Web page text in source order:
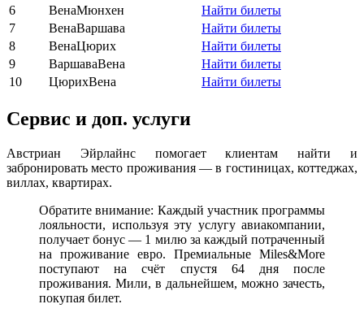
6
ВенаМюнхен
Найти билеты
7
ВенаВаршава
Найти билеты
8
ВенаЦюрих
Найти билеты
9
ВаршаваВена
Найти билеты
10
ЦюрихВена Найти билеты
Сервис и доп. услуги
Австриан Эйрлайнс помогает клиентам найти и
забронировать место проживания — в гостиницах, коттеджах,
виллах, квартирах.
Обратите внимание: Каждый участник программы
лояльности, используя эту услугу авиакомпании,
получает бонус — 1 милю за каждый потраченный
на проживание евро. Премиальные Miles&More
поступают на счёт спустя 64 дня после
проживания. Мили, в дальнейшем, можно зачесть,
покупая билет.